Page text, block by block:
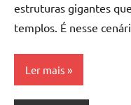
estruturas gigantes
templos. É nesse
Ler mais